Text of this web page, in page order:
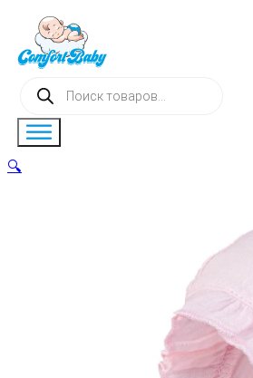
Поиск
товаров
🔍